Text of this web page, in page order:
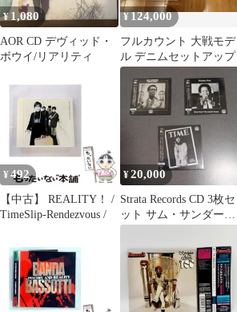
¥ 1,080
AOR CD デヴィッド・
ボウイ/リアリティ
¥124,000
フルカウント 大戦モデ
ル デニムセットアップ
¥ 492
【中古】 REALITY！ /
TimeSlip-Rendezvous /
¥20,000
Strata Records CD 3枚セ
ット サム・サンダース
他